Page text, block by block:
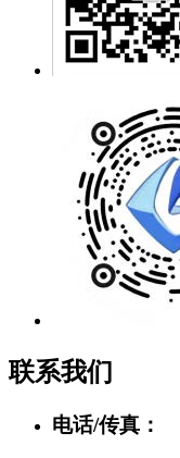
联系我们
电话/传真：